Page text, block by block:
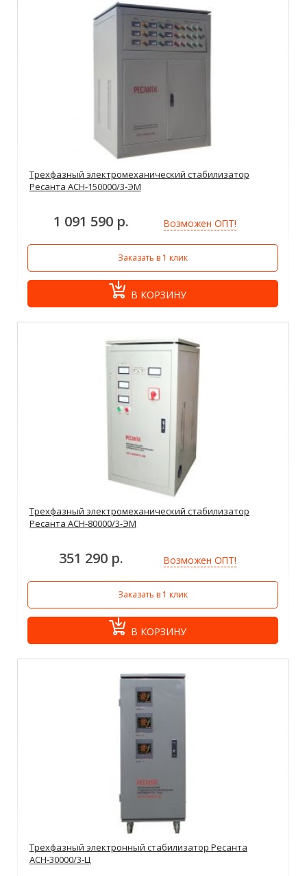
Трехфазный электромеханический стабилизатор
Ресанта АСН-150000/3-ЭМ
1 091 590 р. Возможен ОПТ!
Заказать в 1 клик
В КОРЗИНУ
Трехфазный электромеханический стабилизатор
Ресанта АСН-80000/3-ЭМ
351 290 р. Возможен ОПТ!
Заказать в 1 клик
В КОРЗИНУ
Трехфазный электронный стабилизатор Ресанта
АСН-30000/3-Ц